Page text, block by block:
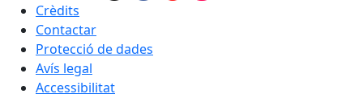
Crèdits
Contactar
Protecció de dades
Avís legal
Accessibilitat